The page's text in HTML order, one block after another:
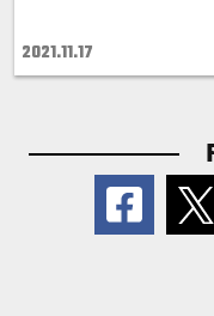
2021.11.17